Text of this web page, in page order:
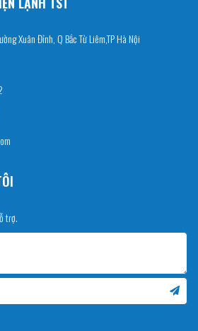
Xuân Đỉnh, Q Bắc Từ Liêm,TP Hà Nội
trợ.